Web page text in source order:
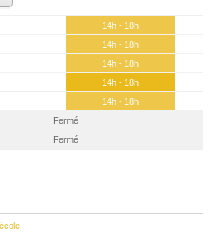
14h - 18h
14h - 18h
14h - 18h
14h - 18h
14h - 18h
Fermé
Fermé